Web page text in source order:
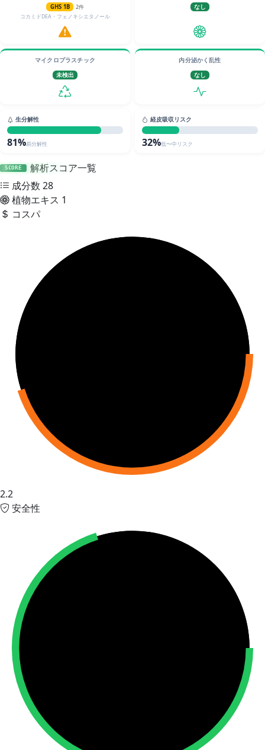
GHS 1B
2件
コカミドDEA・フェノキシエタノール
なし
マイクロプラスチック
未検出
内分泌かく乱性
なし
生分解性
81%易分解性
経皮吸収リスク
32%低〜中リスク
SCORE
解析スコア一覧
成分数 28
植物エキス 1
コスパ
2.2
安全性